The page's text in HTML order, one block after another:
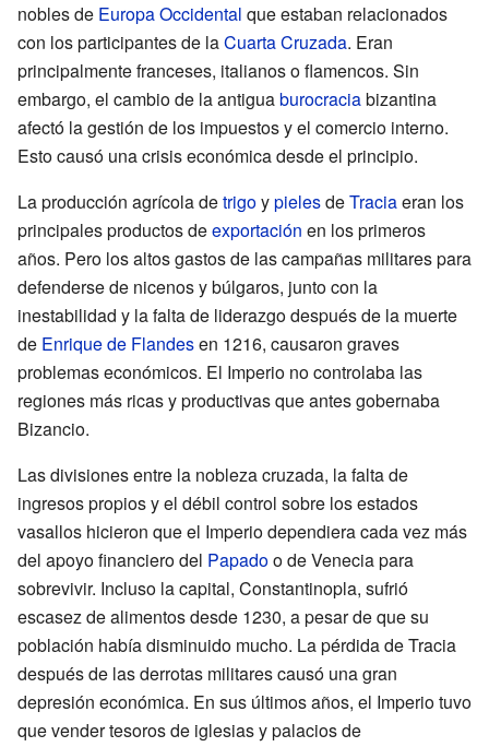
nobles de Europa Occidental que estaban relacionados
con los participantes de laCuarta Cruzada. Eran
principalmente franceses, italianos o flamencos. Sin
embargo, el cambio de la antiguaburocraciabizantina
afectó la gestión de los impuestos y el comercio interno.
Esto causó una crisis económica desde el principio.
La producción agrícola detrigoypielesdeTraciaeran los
principales productos deexportación en los primeros
años. Pero los altos gastos de las campañas militares para
defenderse de nicenos y búlgaros, junto con la
inestabilidad y la falta de liderazgo después de la muerte
de Enrique de Flandesen 1216, causaron graves
problemas económicos. El Imperio no controlaba las
regiones más ricas y productivas que antes gobernaba
Bizancio.
Las divisiones entre la nobleza cruzada, la falta de
ingresos propios y el débil control sobre los estados
vasallos hicieron que el Imperio dependiera cada vez más
del apoyo financiero del Papadoo de Venecia para
sobrevivir. Incluso la capital, Constantinopla, sufrió
escasez de alimentos desde 1230, a pesar de que su
población había disminuido mucho. La pérdida de Tracia
después de las derrotas militares causó una gran
depresión económica. En sus últimos años, el Imperio tuvo
que vender tesoros de iglesias y palacios de